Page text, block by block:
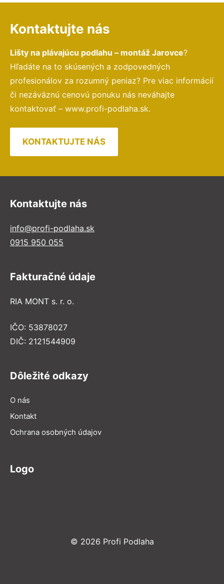
Kontaktujte nás
Lišty na plávajúcu podlahu – montáž Jarovce?
Hľadáte na to skúsených a zodpovedných
profesionálov za rozumný peniaz? Pre viac informácií
či nezáväznú cenovú ponuku nás neváhajte
kontaktovať – www.profi-podlaha.sk.
KONTAKTUJTE NÁS
Kontaktujte nás
info@profi-podlaha.sk
0915 950 055
Fakturačné údaje
RIA MONT s. r. o.
IČO: 53878027
DIČ: 2121544909
Dôležité odkazy
O nás
Kontakt
Ochrana osobných údajov
Logo
© 2026 Profi Podlaha